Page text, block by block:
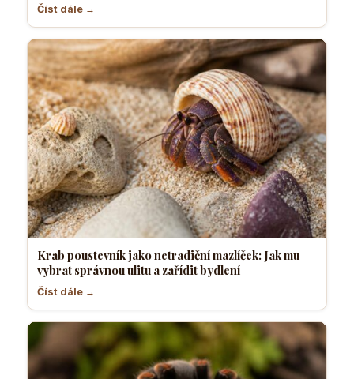
Číst dále →
Krab poustevník jako netradiční mazlíček: Jak mu
vybrat správnou ulitu a zařídit bydlení
Číst dále →